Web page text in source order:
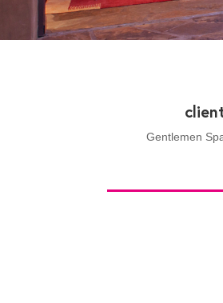
Gentlemen